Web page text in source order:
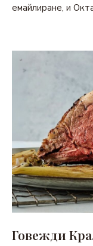
емайлиране, и
Говежди